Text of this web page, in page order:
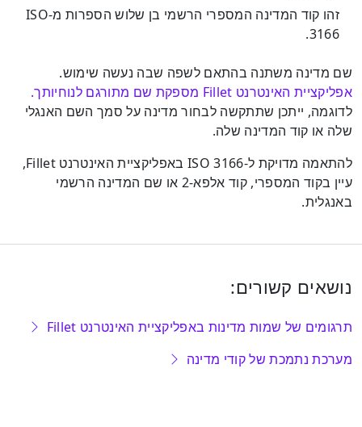
זהו קוד המדינה המספרי הרשמי בן שלוש הספרות מ-ISO
3166.
שם מדינה משתנה בהתאם לשפה שבה נעשה שימוש.
אפליקציית האינטרנט Fillet מספקת שם מתורגם לנוחיותך.
לדוגמה, ייתכן שתתקשה לבחור מדינה על סמך השם האנגלי
שלה או קוד המדינה שלה.
להתאמה מדויקת ל-ISO 3166 באפליקציית האינטרנט Fillet,
עיין בקוד המספרי, קוד אלפא-2 או שם המדינה הרשמי
באנגלית.
נושאים קשורים:
תרגומים של שמות מדינות באפליקציית האינטרנט Fillet
מערכת נתמכת של קודי מדינה